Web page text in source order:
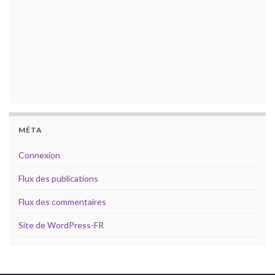
MÉTA
Connexion
Flux des publications
Flux des commentaires
Site de WordPress-FR